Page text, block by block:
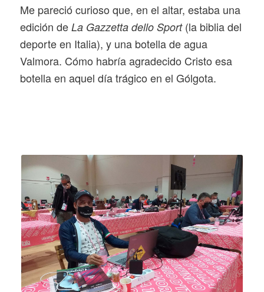
Me pareció curioso que, en el altar, estaba una
edición de La Gazzetta dello Sport (la biblia del
deporte en Italia), y una botella de agua
Valmora. Cómo habría agradecido Cristo esa
botella en aquel día trágico en el Gólgota.